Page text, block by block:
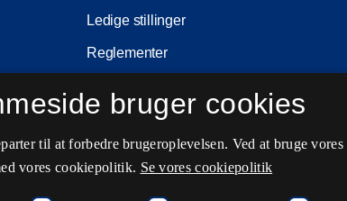
Ledige stillinger
Reglementer
Privatlivs- og persondatapolitik
Tilgængelighedserklæring
bruger cookies
til at forbedre brugeroplevelsen. Ved at bruge
vores cookiepolitik. Se vores cookiepolitik